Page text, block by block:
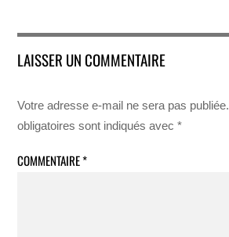
LAISSER UN COMMENTAIRE
Votre adresse e-mail ne sera pas publiée.
obligatoires sont indiqués avec*
COMMENTAIRE*